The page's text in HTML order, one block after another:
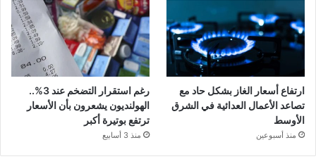
ارتفاع أسعار الغاز بشكل حاد مع
تصاعد الأعمال العدائية في الشرق
الأوسط
منذ أسبوعين
رغم استقرار التضخم عند 3%..
الهولنديون يشعرون بأن الأسعار
ترتفع بوتيرة أكبر
منذ 3 أسابيع